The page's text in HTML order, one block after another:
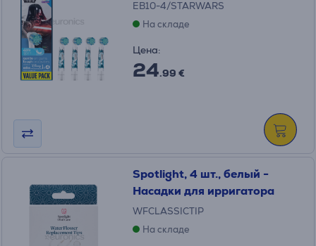
EB10-4/STARWARS
На складе
Цена:
24.99 €
Spotlight, 4 шт., белый -
Насадки для ирригатора
WFCLASSICTIP
На складе